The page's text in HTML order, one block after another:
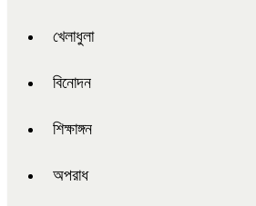
খেলাধুলা
বিনোদন
শিক্ষাঙ্গন
অপরাধ